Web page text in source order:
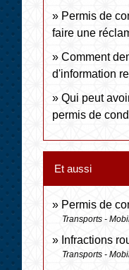
Permis de
faire une
Comment
d'information
Qui peut
permis de
Et aussi
Permis de
Transports -
Infractions
Transports -